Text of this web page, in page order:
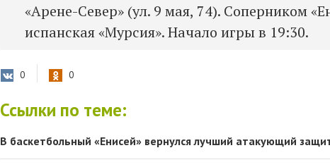
«Арене-Север» (ул. 9 мая, 74). Соперником
испанская «Мурсия». Начало игры в 19:30.
0 0
Ссылки по теме:
В баскетбольный «Енисей» вернулся лучший атакующий